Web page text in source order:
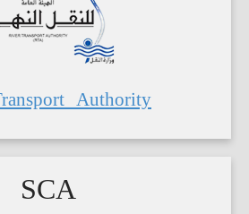
Authority
SCA